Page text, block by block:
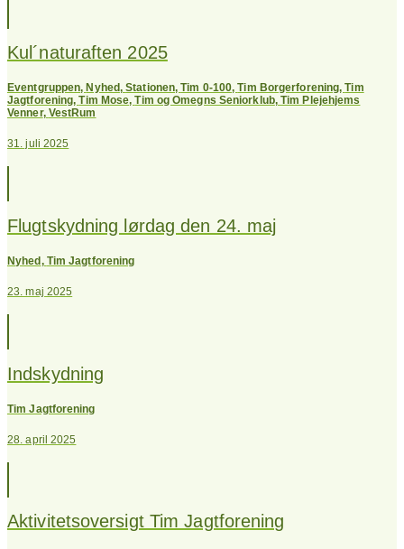
Kul´naturaften 2025
Eventgruppen, Nyhed,Stationen,Tim 0-100,Tim Borgerforening,Tim
Jagtforening,Tim Mose,Tim og Omegns Seniorklub,Tim Plejehjems
Venner, VestRum
31. juli 2025
Flugtskydning lørdag den 24. maj
Nyhed , Tim Jagtforening
23. maj 2025
Indskydning
Tim Jagtforening
28. april 2025
Aktivitetsoversigt Tim Jagtforening